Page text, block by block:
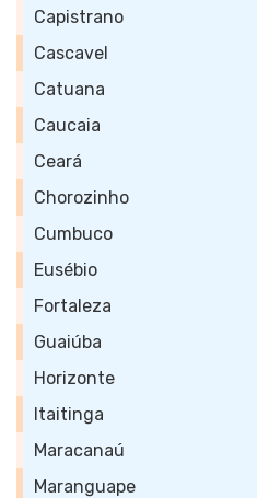
Capistrano
Cascavel
Catuana
Caucaia
Ceará
Chorozinho
Cumbuco
Eusébio
Fortaleza
Guaiúba
Horizonte
Itaitinga
Maracanaú
Maranguape